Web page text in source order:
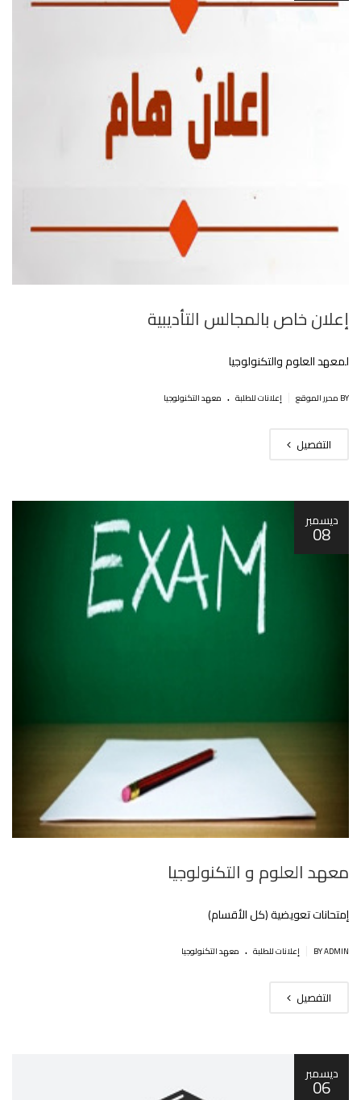
إعلان خاص بالمجالس التأديبية
لمعهد العلوم والتكنولوجيا
BY محرر الموقع إعلانات للطلبة . معهد التكنولوجيا
التفصيل
ديسمبر
08
معهد العلوم و التكنولوجيا
إمتحانات تعويضية (كل اﻷقسام)
BY ADMIN إعلانات للطلبة . معهد التكنولوجيا
التفصيل
ديسمبر
06